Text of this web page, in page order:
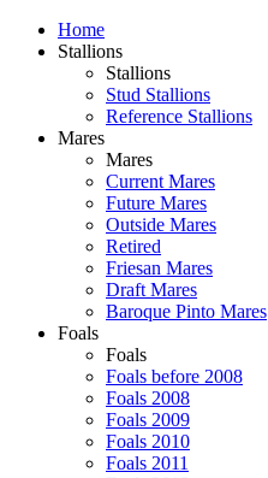
Home
Stallions
Stallions
Stud Stallions
Reference Stallions
Mares
Mares
Current Mares
Future Mares
Outside Mares
Retired
Friesan Mares
Draft Mares
Baroque Pinto Mares
Foals
Foals
Foals before 2008
Foals 2008
Foals 2009
Foals 2010
Foals 2011